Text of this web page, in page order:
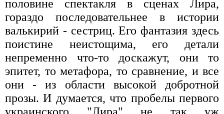
половине спектакля в сценах Лира,
гораздо последовательнее в истории
валькирий - сестриц. Его фантазия здесь
поистине неистощима, его детали
непременно что-то доскажут, они то
эпитет, то метафора, то сравнение, и все
они - из области высокой добротной
прозы. И думается, что пробелы первого